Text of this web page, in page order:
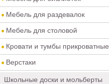
Мебель для раздевалок
Мебель для столовой
Кровати и тумбы прикроватные
Верстаки
Школьные доски и мольберты